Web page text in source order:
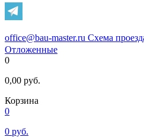
office@bau-master.ru Схема
Отложенные
0
0,00 руб.
Корзина
0
0 руб.